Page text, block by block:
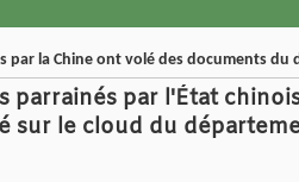
par la Chine ont volé des documents du
parrainés par l'État
sur le cloud du